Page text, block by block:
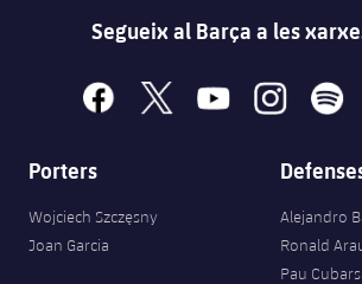
Segueix al Barça a les
facebook
x youtubeinstagramspotify
Porters
Wojciech Szczęsny
Joan Garcia
Alejandro
Ronald
Pau